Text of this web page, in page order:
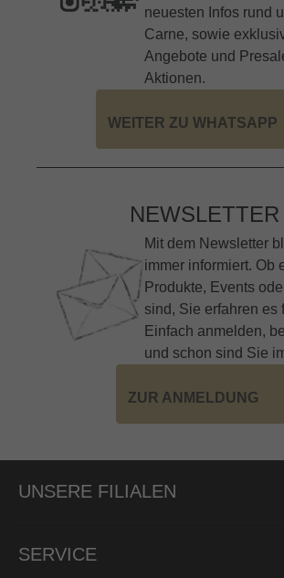
neuesten Infos rund
Carne, sowie
Angebote und
Aktionen.
WEITER ZU WHATSAPP
NEWSLETTER
Mit dem Newsletter
immer informiert. Ob
Produkte, Events
sind, Sie erfahren es
Einfach anmelden,
und schon sind Sie
ZUR ANMELDUNG
UNSERE FILIALEN
SERVICE